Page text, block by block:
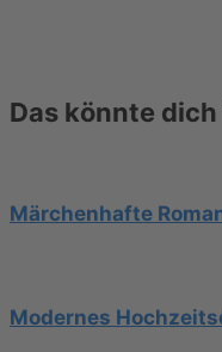
Das könnte
Märchenhafte
Modernes